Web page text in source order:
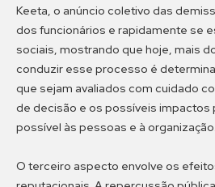
Keeta, o anúncio coletivo das
dos funcionários e rapidamente se
sociais, mostrando que hoje, mais
conduzir esse processo é
que sejam avaliados com cuidado
de decisão e os possíveis impactos
possível às pessoas e à organização.
O terceiro aspecto envolve os